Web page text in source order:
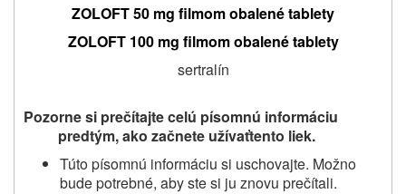
ZOLOFT50 mg filmom obalené tablety
ZOLOFT 100 mg filmom obalené tablety
sertralín
Pozorne si prečítajte celú písomnú informáciu
predtým, ako začnete užívaťtento liek.
Túto písomnú informáciu si uschovajte. Možno
bude potrebné, aby ste si ju znovu prečítali.